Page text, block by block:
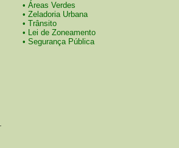
• Áreas Verdes
• Zeladoria Urbana
• Trânsito
• Lei de Zoneamento
• Segurança Pública